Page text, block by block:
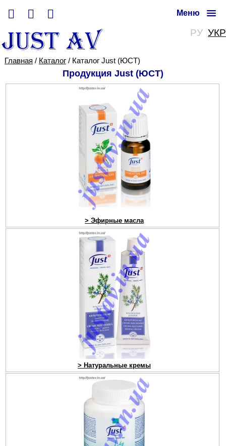
Меню
РУ УКР
Главная / Каталог/ Каталог Just (ЮСТ)
Продукция Just (ЮСТ)
> Эфирные масла
> Натуральные кремы